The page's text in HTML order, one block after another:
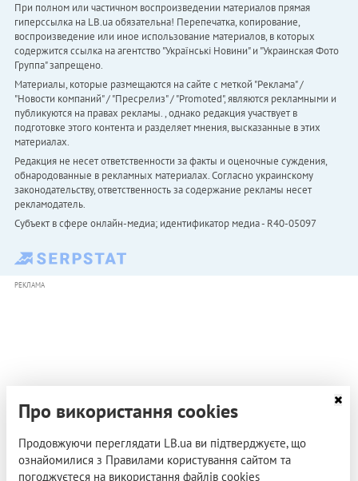
При полном или частичном воспроизведении материалов прямая
гиперссылка на LB.ua обязательна! Перепечатка, копирование,
воспроизведение или иное использование материалов, в которых
содержится ссылка на агентство "Українськi Новини" и "Украинская Фото
Группа" запрещено.
Материалы, которые размещаются на сайте с меткой "Реклама" /
"Новости компаний" / "Пресрелиз" / "Promoted", являются рекламными и
публикуются на правах рекламы. , однако редакция участвует в
подготовке этого контента и разделяет мнения, высказанные в этих
материалах.
Редакция не несет ответственности за факты и оценочные суждения,
обнародованные в рекламных материалах. Согласно украинскому
законодательству, ответственность за содержание рекламы несет
рекламодатель.
Субъект в сфере онлайн-медиа; идентификатор медиа - R40-05097
РЕКЛАМА
Про використання cookies
Продовжуючи переглядати LB.ua ви підтверджуєте, що
ознайомилися з Правилами користування сайтом та
погоджуєтеся на використання файлів cookies